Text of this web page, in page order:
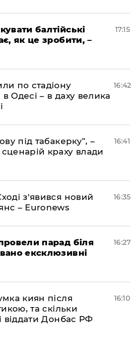
балтійські
як це зробити, –
17:15
по стадіону
Одесі – в даху велика
16:42
під табакерку”, –
краху влади
16:41
з'явився новий
– Euronews
16:35
парад біля
ексклюзивні
16:27
киян після
та скільки
віддати Донбас РФ
16:10